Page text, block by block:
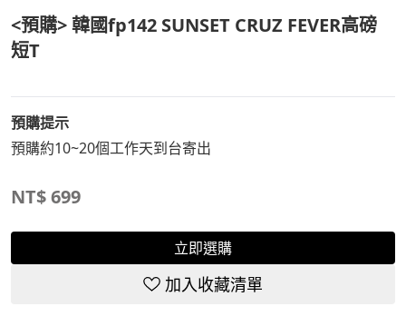
<預購> 韓國fp142 SUNSET CRUZ FEVER高磅
短T
預購提示
預購約10~20個工作天到台寄出
NT$699
立即選購
加入收藏清單